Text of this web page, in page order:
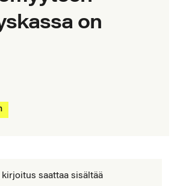
on
kirjoitus saattaa sisältää